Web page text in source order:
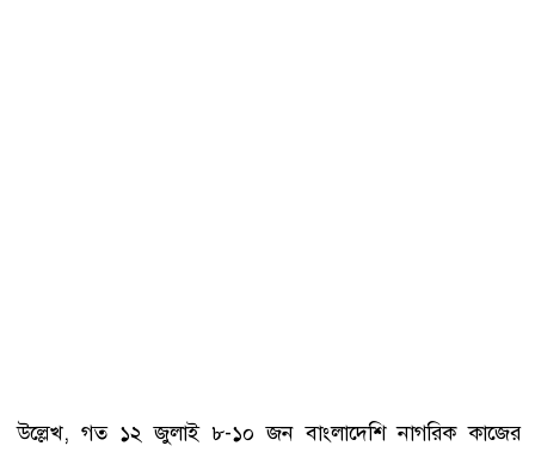
উল্লেখ, গত ১২ জুলাই ৮-১০ জন বাংলাদেশি নাগরিক কাজের